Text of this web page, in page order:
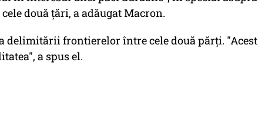
două ţări, a adăugat Macron.
delimitării frontierelor între cele două părţi. "Acest
a spus el.